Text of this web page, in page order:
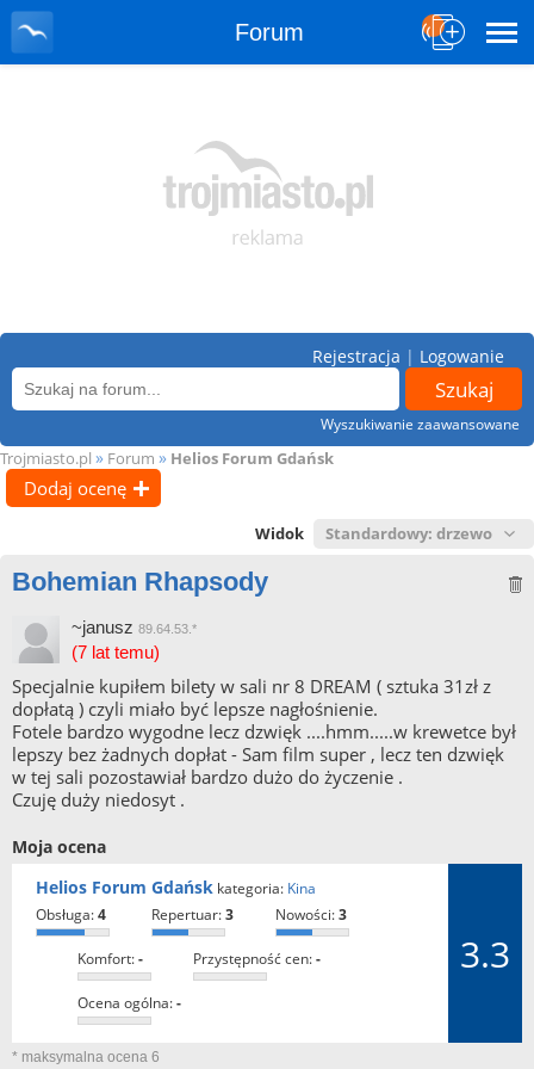
Forum
Wyszukiwanie zaawansowane
Rejestracja | Logowanie
Trojmiasto.pl » Forum » Helios Forum Gdańsk
Dodaj ocenę
Widok
Bohemian Rhapsody
~janusz 89.64.53.*
(7 lat temu)
Specjalnie kupiłem bilety w sali nr 8 DREAM ( sztuka 31zł z
dopłatą ) czyli miało być lepsze nagłośnienie.
Fotele bardzo wygodne lecz dzwięk ....hmm.....w krewetce był
lepszy bez żadnych dopłat - Sam film super , lecz ten dzwięk
w tej sali pozostawiał bardzo dużo do życzenie .
Czuję duży niedosyt .
Moja ocena
Helios Forum Gdańsk kategoria: Kina
obsługa:4 repertuar:3 nowości:3
komfort:- przystępność cen:-
ocena ogólna:-
3.3
* maksymalna ocena 6